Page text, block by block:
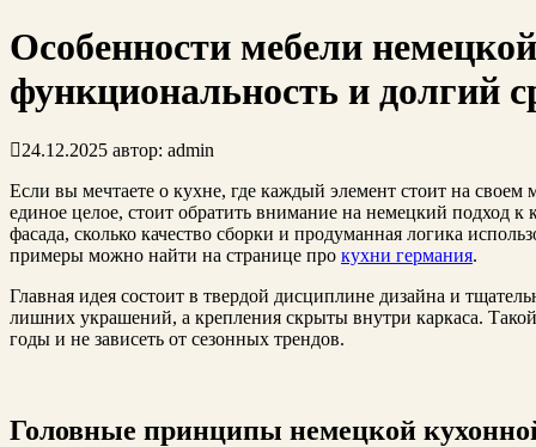
Особенности мебели
функциональность и долгий
24.12.2025 автор: admin
Если вы мечтаете о кухне, где каждый элемент стоит на своем
единое целое, стоит обратить внимание на немецкий подход к
фасада, сколько качество сборки и продуманная логика
примеры можно найти на странице про кухни германия.
Главная идея состоит в твердой дисциплине дизайна и
лишних украшений, а крепления скрыты внутри каркаса.
годы и не зависеть от сезонных трендов.
Головные принципы немецкой